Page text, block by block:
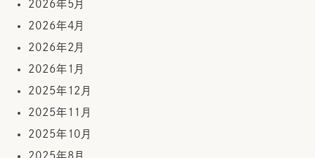
2026年5月
2026年4月
2026年2月
2026年1月
2025年12月
2025年11月
2025年10月
2025年8月